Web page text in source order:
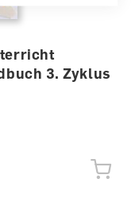
3. Zyklus